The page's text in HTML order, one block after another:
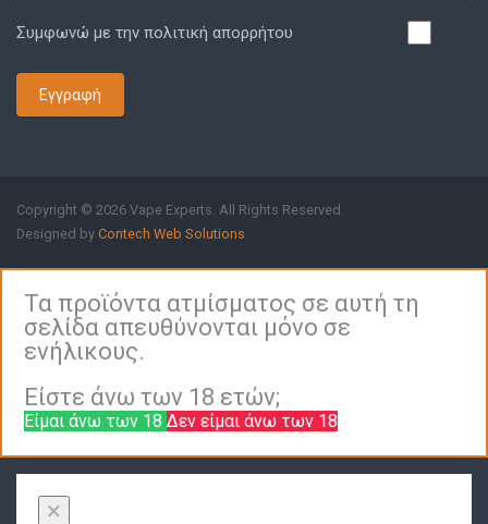
Συμφωνώ με την πολιτική απορρήτου
Εγγραφή
Copyright © 2026 Vape Experts. All Rights Reserved.
Designed by Contech Web Solutions
Τα προϊόντα ατμίσματος σε αυτή τη
σελίδα απευθύνονται μόνο σε
ενήλικους.
Είστε άνω των 18 ετών;
Είμαι άνω των 18 Δεν είμαι άνω των 18
×